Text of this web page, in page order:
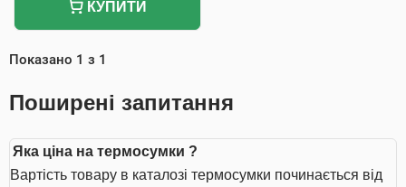
КУПИТИ
Показано 1 з 1
Поширені запитання
Яка ціна на термосумки ?
Вартість товару в каталозі термосумки починається від